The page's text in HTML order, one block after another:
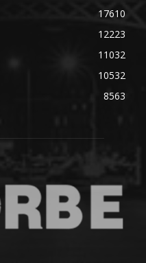
17610
12223
11032
10532
8563